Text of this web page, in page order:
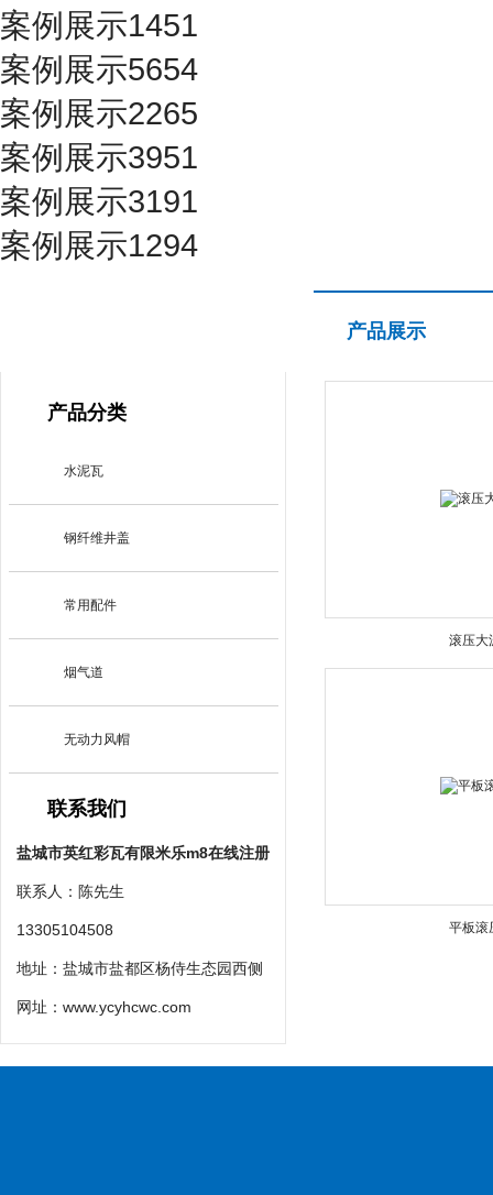
案例展示1451
案例展示5654
案例展示2265
案例展示3951
案例展示3191
案例展示1294
产品分类
水泥瓦
钢纤维井盖
常用配件
烟气道
无动力风帽
联系我们
盐城市英红彩瓦有限米乐m8在线注册
联系人：陈先生
13305104508
地址：盐城市盐都区杨侍生态园西侧
网址： www.ycyhcwc.com
产品展示
滚压大
平板滚